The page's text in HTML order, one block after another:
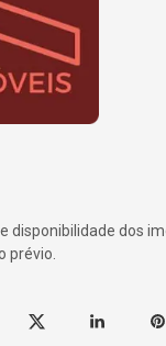
disponibilidade dos
prévio.
Twitter Linkedin